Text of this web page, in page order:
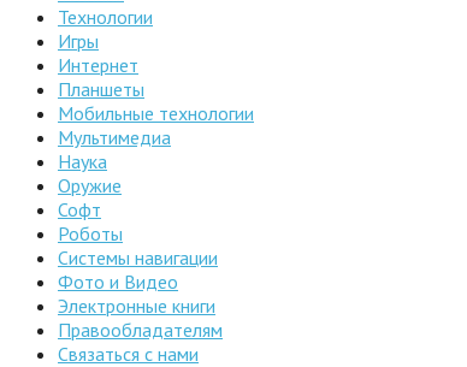
Технологии
Игры
Интернет
Планшеты
Мобильные технологии
Мультимедиа
Наука
Оружие
Софт
Роботы
Системы навигации
Фото и Видео
Электронные книги
Правообладателям
Связаться с нами